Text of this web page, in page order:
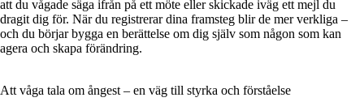
att du vågade säga ifrån på ett möte eller skickade iväg ett mejl du
dragit dig för. När du registrerar dina framsteg blir de mer verkliga –
och du börjar bygga en berättelse om dig själv som någon som kan
agera och skapa förändring.
Att våga tala om ångest – en väg till styrka och förståelse